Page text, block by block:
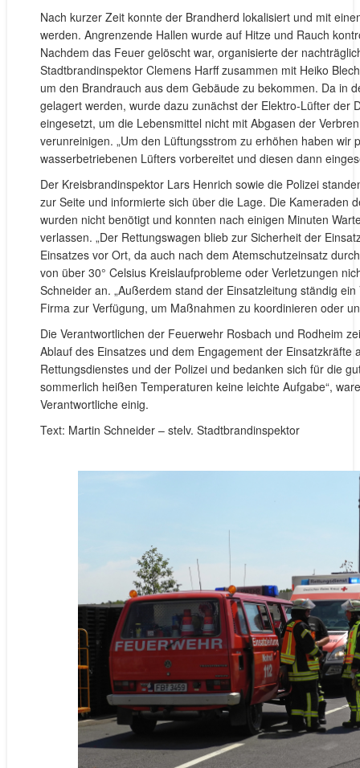
Nach kurzer Zeit konnte der Brandherd lokalisiert und mit
werden. Angrenzende Hallen wurde auf Hitze und Rauch
Nachdem das Feuer gelöscht war, organisierte der
Stadtbrandinspektor Clemens Harff zusammen mit Heiko
um den Brandrauch aus dem Gebäude zu bekommen. Da in
gelagert werden, wurde dazu zunächst der Elektro-Lüfter der
eingesetzt, um die Lebensmittel nicht mit Abgasen der
verunreinigen. „Um den Lüftungsstrom zu erhöhen haben wir
wasserbetriebenen Lüfters vorbereitet und diesen dann
Der Kreisbrandinspektor Lars Henrich sowie die Polizei
zur Seite und informierte sich über die Lage. Die Kameraden
wurden nicht benötigt und konnten nach einigen Minuten
verlassen. „Der Rettungswagen blieb zur Sicherheit der
Einsatzes vor Ort, da auch nach dem Atemschutzeinsatz
von über 30° Celsius Kreislaufprobleme oder Verletzungen
Schneider an. „Außerdem stand der Einsatzleitung ständig
Firma zur Verfügung, um Maßnahmen zu koordinieren oder
Die Verantwortlichen der Feuerwehr Rosbach und Rodheim
Ablauf des Einsatzes und dem Engagement der Einsatzkräfte
Rettungsdienstes und der Polizei und bedanken sich für die
sommerlich heißen Temperaturen keine leichte Aufgabe“,
Verantwortliche einig.
Text: Martin Schneider – stelv. Stadtbrandinspektor